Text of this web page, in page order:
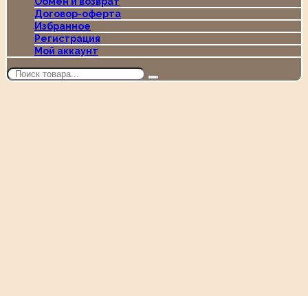
Договор-оферта
Избранное
Регистрация
Мой аккаунт